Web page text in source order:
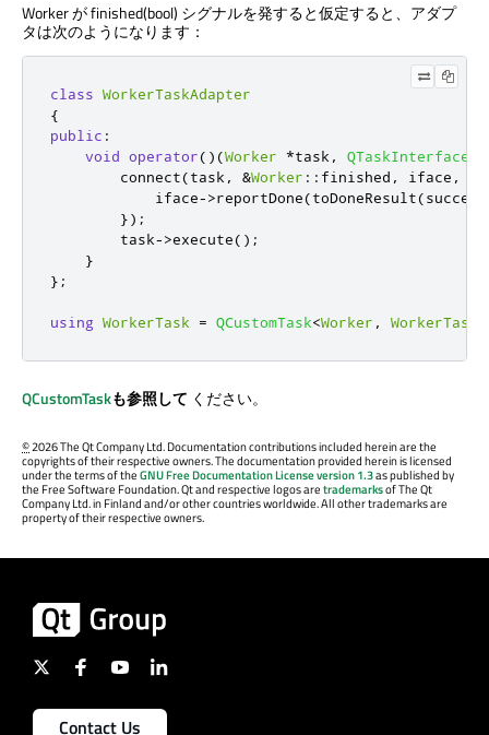
Worker が finished(bool) シグナルを発すると仮定すると、アダプ
タは次のようになります：
class WorkerTaskAdapter
{
public :
void operator()(Worker *task , QTaskInterface
        connect
(task , &Worker :: finished , iface ,
            iface
->reportDone(toDoneResult(success
});
        task
->execute();
}
};
using WorkerTask = QCustomTask<Worker ,
QCustomTaskも参照して ください。
©2026 The Qt Company Ltd. Documentation contributions included herein are the
copyrights of their respective owners. The documentation provided herein is licensed
under the terms of theGNU Free Documentation License version 1.3as published by
the Free Software Foundation. Qt and respective logos aretrademarksof The Qt
Company Ltd. in Finland and/or other countries worldwide. All other trademarks are
property of their respective owners.
Contact Us